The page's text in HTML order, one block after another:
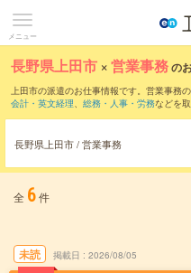
メニュー
長野県上田市 ×営業事務の
上田市の派遣のお仕事情報です。営業事務の
会計・英文経理、 総務・人事・労務などを
長野県上田市 / 営業事務
全 6件
未読 掲載日 2026/08/05